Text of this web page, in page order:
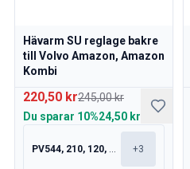
Volvo 780 Sprängskisser
Volvo 940 Sprängskisser
Volvo 850 Sprängskisser
Nyheter
kampanj
Hävarm SU reglage bakre
till Volvo Amazon, Amazon
Kombi
220,50 kr245,00 kr
Du sparar 10%24,50 kr
PV544, 210, 120, 130 +3